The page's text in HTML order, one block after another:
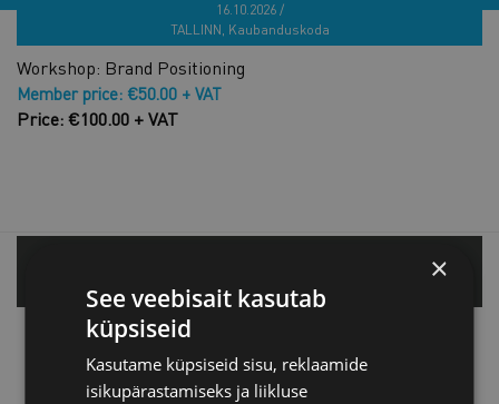
16.10.2026 /
TALLINN, Kaubanduskoda
Workshop: Brand Positioning
Member price: €50.00 + VAT
Price: €100.00 + VAT
Tartu office
×
See veebisait kasutab
küpsiseid
Kasutame küpsiseid sisu, reklaamide
isikupärastamiseks ja liikluse